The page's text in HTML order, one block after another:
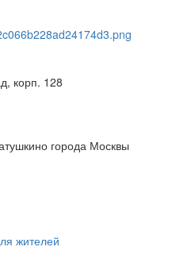
корп. 128
города Москвы
жителей